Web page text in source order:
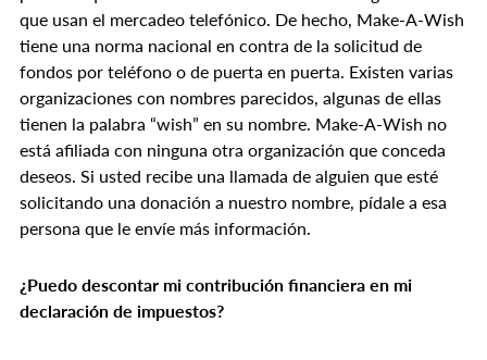
que usan el mercadeo telefónico. De hecho, Make-A-Wish
tiene una norma nacional en contra de la solicitud de
fondos por teléfono o de puerta en puerta. Existen varias
organizaciones con nombres parecidos, algunas de ellas
tienen la palabra “wish” en su nombre. Make-A-Wish no
está afiliada con ninguna otra organización que conceda
deseos. Si usted recibe una llamada de alguien que esté
solicitando una donación a nuestro nombre, pídale a esa
persona que le envíe más información.
¿Puedo descontar mi contribución financiera en mi
declaración de impuestos?